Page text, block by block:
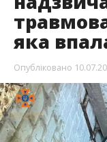
яка
Опубліковано